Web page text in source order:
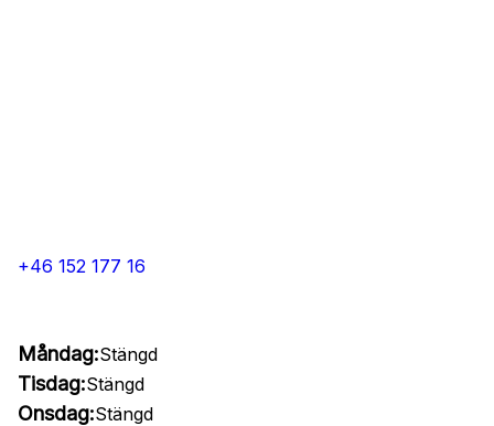
+46 152 177 16
Måndag:Stängd
Tisdag:Stängd
Onsdag:Stängd